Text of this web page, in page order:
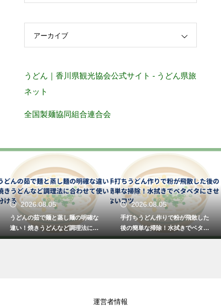
アーカイブ
うどん｜香川県観光協会公式サイト - うどん県旅
ネット
全国製麺協同組合連合会
2026.08.05
うどんの茹で麺と蒸し麺の明確な
違い！焼きうどんなど調理法に合
わせて使い分ける
2026.08.05
手打ちうどん作りで粉が飛散した
後の簡単な掃除！水拭きでベタベ
タにさせないコツ
運営者情報